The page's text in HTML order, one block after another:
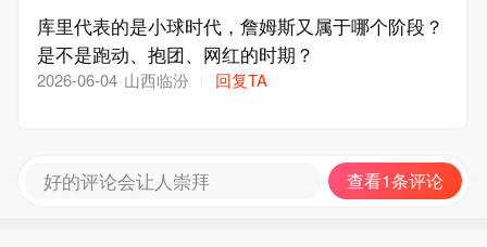
库里代表的是小球时代，詹姆斯又属于哪个阶段？
是不是跑动、抱团、网红的时期？
2026-06-04 山西临汾 回复TA
好的评论会让人崇拜 查看1条评论